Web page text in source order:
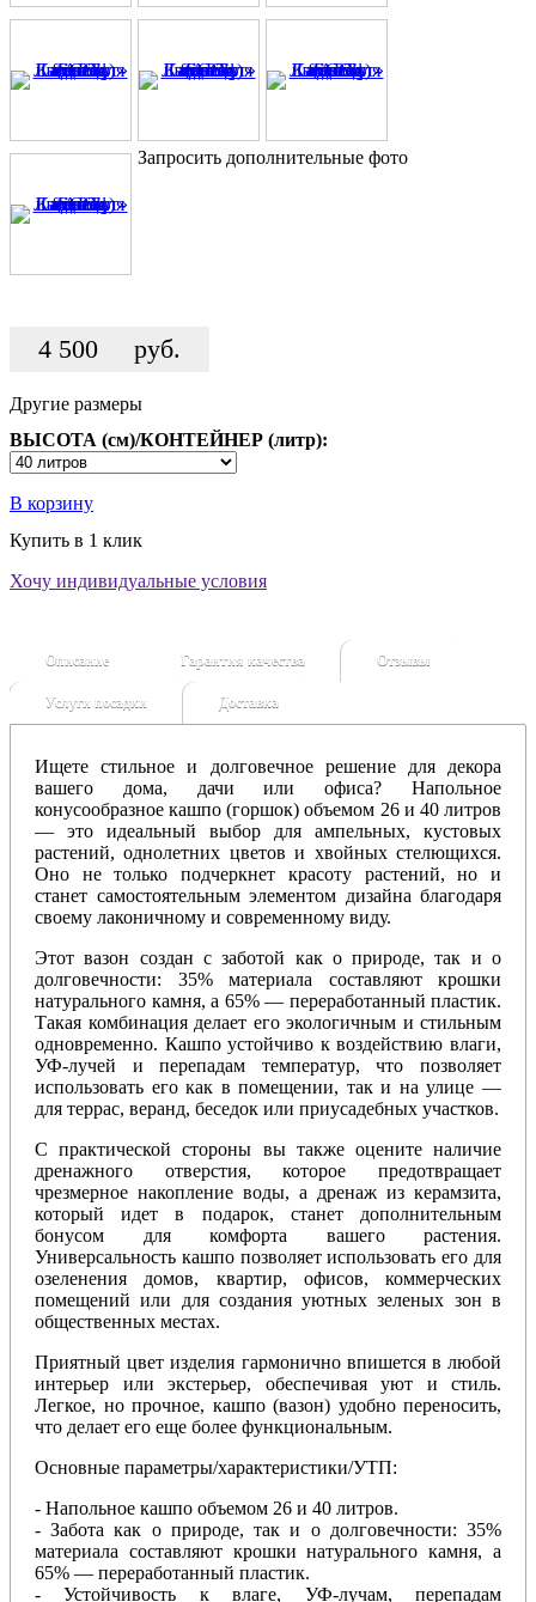
Запросить дополнительные фото
4 500 руб.
Другие размеры
ВЫСОТА (см)/КОНТЕЙНЕР (литр):
В корзину
Купить в 1 клик
Хочу индивидуальные условия
Описание Гарантия качества Отзывы
Услуги посадки Доставка
Ищете стильное и долговечное решение для декора
вашего дома, дачи или офиса? Напольное
конусообразное кашпо (горшок) объемом 26 и 40 литров
— это идеальный выбор для ампельных, кустовых
растений, однолетних цветов и хвойных стелющихся.
Оно не только подчеркнет красоту растений, но и
станет самостоятельным элементом дизайна благодаря
своему лаконичному и современному виду.
Этот вазон создан с заботой как о природе, так и о
долговечности: 35% материала составляют крошки
натурального камня, а 65% — переработанный пластик.
Такая комбинация делает его экологичным и стильным
одновременно. Кашпо устойчиво к воздействию влаги,
УФ-лучей и перепадам температур, что позволяет
использовать его как в помещении, так и на улице —
для террас, веранд, беседок или приусадебных участков.
С практической стороны вы также оцените наличие
дренажного отверстия, которое предотвращает
чрезмерное накопление воды, а дренаж из керамзита,
который идет в подарок, станет дополнительным
бонусом для комфорта вашего растения.
Универсальность кашпо позволяет использовать его для
озеленения домов, квартир, офисов, коммерческих
помещений или для создания уютных зеленых зон в
общественных местах.
Приятный цвет изделия гармонично впишется в любой
интерьер или экстерьер, обеспечивая уют и стиль.
Легкое, но прочное, кашпо (вазон) удобно переносить,
что делает его еще более функциональным.
Основные параметры/характеристики/УТП:
- Напольное кашпо объемом 26 и 40 литров.
- Забота как о природе, так и о долговечности: 35%
материала составляют крошки натурального камня, а
65% — переработанный пластик.
- Устойчивость к влаге, УФ-лучам, перепадам